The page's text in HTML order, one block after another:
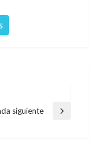
siguiente